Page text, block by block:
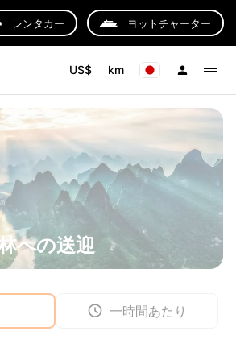
レンタカー ヨットチャーター
US$ km
への送迎
一時間あたり